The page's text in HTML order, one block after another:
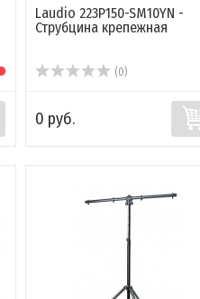
Laudio 223P150-SM10YN -
Струбцина крепежная
(0)
0 руб.